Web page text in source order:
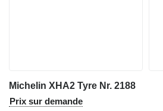
Michelin XHA2 Tyre Nr. 2188
Prix sur demande